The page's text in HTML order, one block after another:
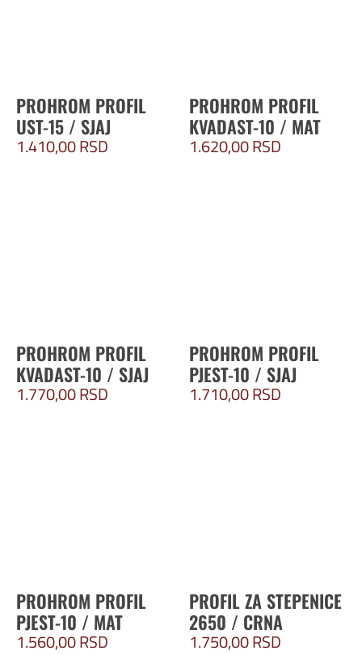
PROHROM PROFIL
UST-15 / SJAJ
1.410,00RSD
PROHROM PROFIL
KVADAST-10 / MAT
1.620,00RSD
PROHROM PROFIL
KVADAST-10 / SJAJ
1.770,00RSD
PROHROM PROFIL
PJEST-10 / SJAJ
1.710,00RSD
PROHROM PROFIL
PJEST-10 / MAT
1.560,00RSD
PROFIL ZA STEPENICE
2650 / CRNA
1.750,00RSD